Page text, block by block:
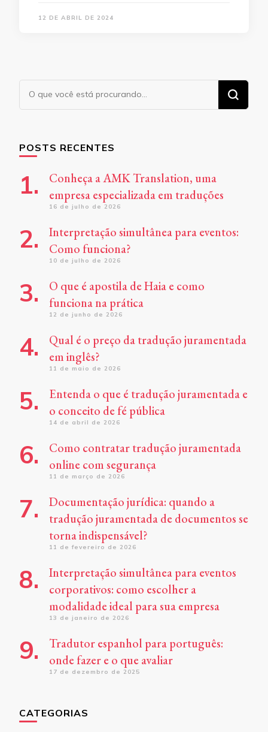
12 DE ABRIL DE 2024
POSTS RECENTES
Conheça a AMK Translation, uma
empresa especializada em traduções
16 de julho de 2026
Interpretação simultânea para eventos:
Como funciona?
10 de julho de 2026
O que é apostila de Haia e como
funciona na prática
12 de junho de 2026
Qual é o preço da tradução juramentada
em inglês?
11 de maio de 2026
Entenda o que é tradução juramentada e
o conceito de fé pública
14 de abril de 2026
Como contratar tradução juramentada
online com segurança
11 de março de 2026
Documentação jurídica: quando a
tradução juramentada de documentos se
torna indispensável?
11 de fevereiro de 2026
Interpretação simultânea para eventos
corporativos: como escolher a
modalidade ideal para sua empresa
13 de janeiro de 2026
Tradutor espanhol para português:
onde fazer e o que avaliar
17 de dezembro de 2025
CATEGORIAS